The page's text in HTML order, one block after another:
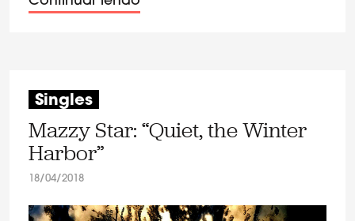
Singles
Mazzy Star: “Quiet, the Winter
Harbor”
18/04/2018